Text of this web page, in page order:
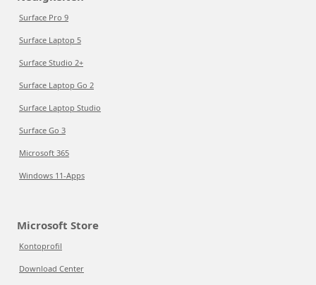
Surface Pro 9
Surface Laptop 5
Surface Studio 2+
Surface Laptop Go 2
Surface Laptop Studio
Surface Go 3
Microsoft 365
Windows 11-Apps
Microsoft Store
Kontoprofil
Download Center